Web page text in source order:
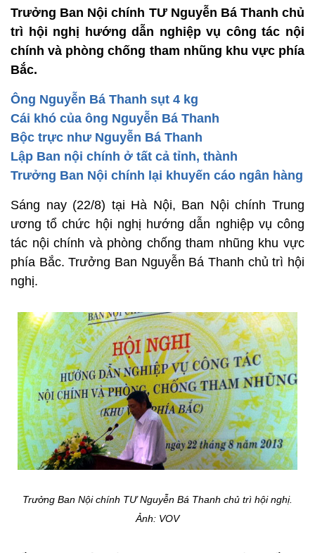
Trưởng Ban Nội chính TƯ Nguyễn Bá Thanh chủ
trì hội nghị hướng dẫn nghiệp vụ công tác nội
chính và phòng chống tham nhũng khu vực phía
Bắc.
Ông Nguyễn Bá Thanh sụt 4 kg
Cái khó của ông Nguyễn Bá Thanh
Bộc trực như Nguyễn Bá Thanh
Lập Ban nội chính ở tất cả tỉnh, thành
Trưởng Ban Nội chính lại khuyến cáo ngân hàng
Sáng nay (22/8) tại Hà Nội, Ban Nội chính Trung
ương tổ chức hội nghị hướng dẫn nghiệp vụ công
tác nội chính và phòng chống tham nhũng khu vực
phía Bắc. Trưởng Ban Nguyễn Bá Thanh chủ trì hội
nghị.
Trưởng Ban Nội chính TƯ Nguyễn Bá Thanh chủ trì hội nghị.
Ảnh: VOV